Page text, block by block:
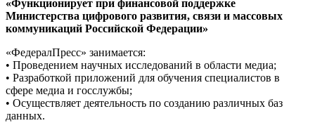
«Функционирует при финансовой поддержке
Министерства цифрового развития, связи и массовых
коммуникаций Российской Федерации»
«ФедералПресс» занимается:
• Проведением научных исследований в области медиа;
• Разработкой приложений для обучения специалистов в
сфере медиа и госслужбы;
• Осуществляет деятельность по созданию различных баз
данных.